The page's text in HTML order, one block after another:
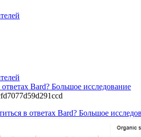
ответах Bard? Большое исследование
в ответах Bard? Большое